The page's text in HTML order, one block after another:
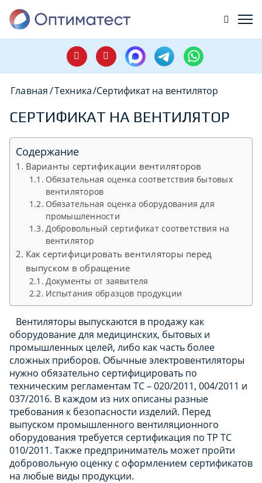
Главная/Техника/Сертификат на вентилятор
СЕРТИФИКАТ НА ВЕНТИЛЯТОР
Содержание
Варианты сертификации вентиляторов
Обязательная оценка соответствия бытовых
вентиляторов
Обязательная оценка оборудования для
промышленности
Добровольный сертификат соответствия на
вентилятор
Как сертифицировать вентиляторы перед
выпуском в обращение
Документы от заявителя
Испытания образцов продукции
Вентиляторы выпускаются в продажу как
оборудование для медицинских, бытовых и
промышленных целей, либо как часть более
сложных приборов. Обычные электровентиляторы
нужно обязательно сертифицировать по
техническим регламентам ТС – 020/2011, 004/2011 и
037/2016. В каждом из них описаны разные
требования к безопасности изделий. Перед
выпуском промышленного вентиляционного
оборудования требуется сертификация по ТР ТС
010/2011. Также предприниматель может пройти
добровольную оценку с оформлением сертификатов
на любые виды продукции.